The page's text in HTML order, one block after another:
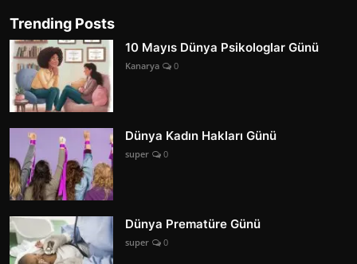
Trending Posts
10 Mayıs Dünya Psikologlar Günü
Kanarya 0
Dünya Kadın Hakları Günü
super 0
Dünya Prematüre Günü
super 0